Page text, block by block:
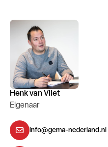
Henk van Vliet
Eigenaar
info@gema-nederland.nl